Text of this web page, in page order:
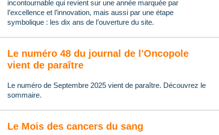
incontournable qui revient sur une année marquée par
l’excellence et l’innovation, mais aussi par une étape
symbolique : les dix ans de l’ouverture du site.
Le numéro 48 du journal de l'Oncopole
vient de paraître
Le numéro de Septembre 2025 vient de paraître. Découvrez le
sommaire.
Le Mois des cancers du sang